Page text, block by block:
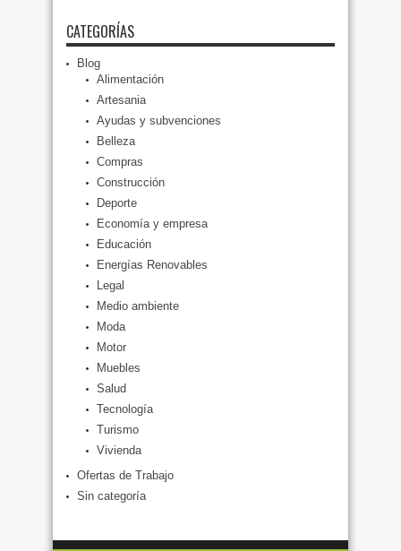
CATEGORÍAS
Blog
Alimentación
Artesania
Ayudas y subvenciones
Belleza
Compras
Construcción
Deporte
Economía y empresa
Educación
Energías Renovables
Legal
Medio ambiente
Moda
Motor
Muebles
Salud
Tecnología
Turismo
Vivienda
Ofertas de Trabajo
Sin categoría